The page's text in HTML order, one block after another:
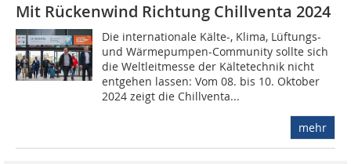
Mit Rückenwind Richtung Chillventa 2024
Die internationale Kälte-, Klima, Lüftungs-
und Wärmepumpen-Community sollte sich
die Weltleitmesse der Kältetechnik nicht
entgehen lassen: Vom 08. bis 10. Oktober
2024 zeigt die Chillventa...
mehr